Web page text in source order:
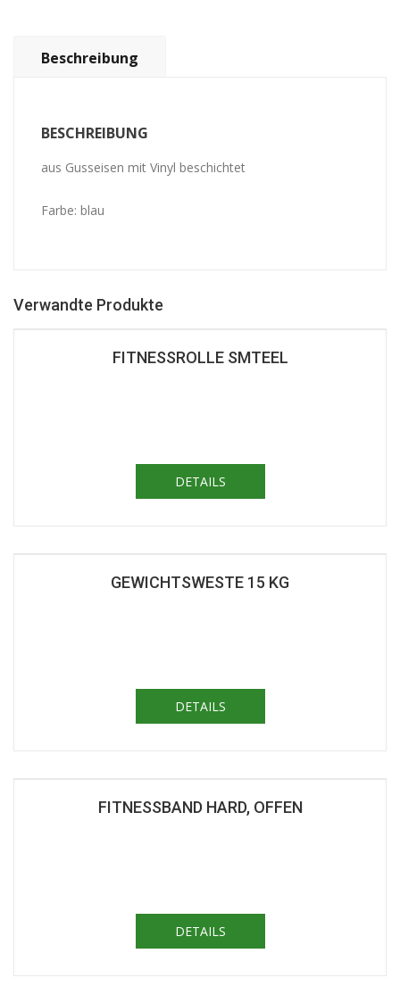
Beschreibung
BESCHREIBUNG
aus Gusseisen mit Vinyl beschichtet
Farbe: blau
Verwandte Produkte
FITNESSROLLE SMTEEL
DETAILS
GEWICHTSWESTE 15 KG
DETAILS
FITNESSBAND HARD, OFFEN
DETAILS